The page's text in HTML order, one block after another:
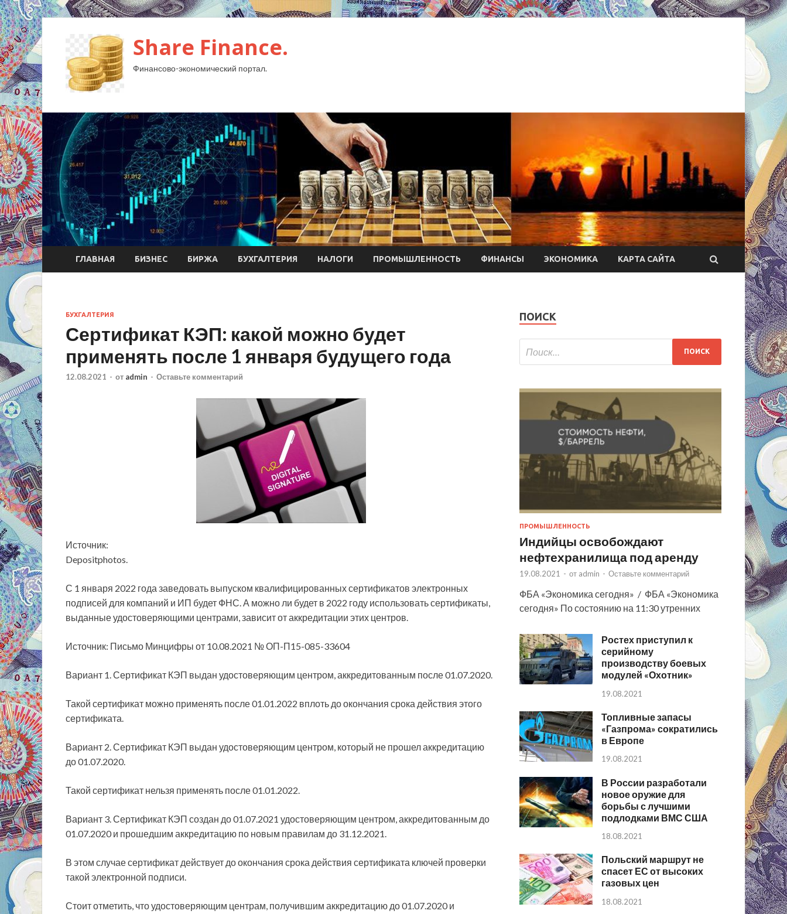
Share Finance.
Финансово-экономический портал.
ГЛАВНАЯ БИЗНЕС БИРЖА БУХГАЛТЕРИЯ НАЛОГИ ПРОМЫШЛЕННОСТЬ ФИНАНСЫ ЭКОНОМИКА КАРТА САЙТА
БУХГАЛТЕРИЯ
Сертификат КЭП: какой можно будет
применять после 1 января будущего года
12.08.2021 - от admin - Оставьте комментарий
Источник:
Depositphotos.
С 1 января 2022 года заведовать выпуском квалифицированных сертификатов электронных
подписей для компаний и ИП будет ФНС. А можно ли будет в 2022 году использовать сертификаты,
выданные удостоверяющими центрами, зависит от аккредитации этих центров.
Источник: Письмо Минцифры от 10.08.2021 № ОП-П15-085-33604
Вариант 1. Сертификат КЭП выдан удостоверяющим центром, аккредитованным после 01.07.2020.
Такой сертификат можно применять после 01.01.2022 вплоть до окончания срока действия этого
сертификата.
Вариант 2. Сертификат КЭП выдан удостоверяющим центром, который не прошел аккредитацию
до 01.07.2020.
Такой сертификат нельзя применять после 01.01.2022.
Вариант 3. Сертификат КЭП создан до 01.07.2021 удостоверяющим центром, аккредитованным до
01.07.2020 и прошедшим аккредитацию по новым правилам до 31.12.2021.
В этом случае сертификат действует до окончания срока действия сертификата ключей проверки
такой электронной подписи.
Стоит отметить, что удостоверяющим центрам, получившим аккредитацию до 01.07.2020 и
ПОИСК
ПРОМЫШЛЕННОСТЬ
Индийцы освобождают
нефтехранилища под аренду
19.08.2021 - от admin - Оставьте комментарий
ФБА «Экономика сегодня» / ФБА «Экономика
сегодня» По состоянию на 11:30 утренних
Ростех приступил к
серийному
производству боевых
модулей «Охотник»
19.08.2021
Топливные запасы
«Газпрома» сократились
в Европе
19.08.2021
В России разработали
новое оружие для
борьбы с лучшими
подлодками ВМС США
18.08.2021
Польский маршрут не
спасет ЕС от высоких
газовых цен
18.08.2021